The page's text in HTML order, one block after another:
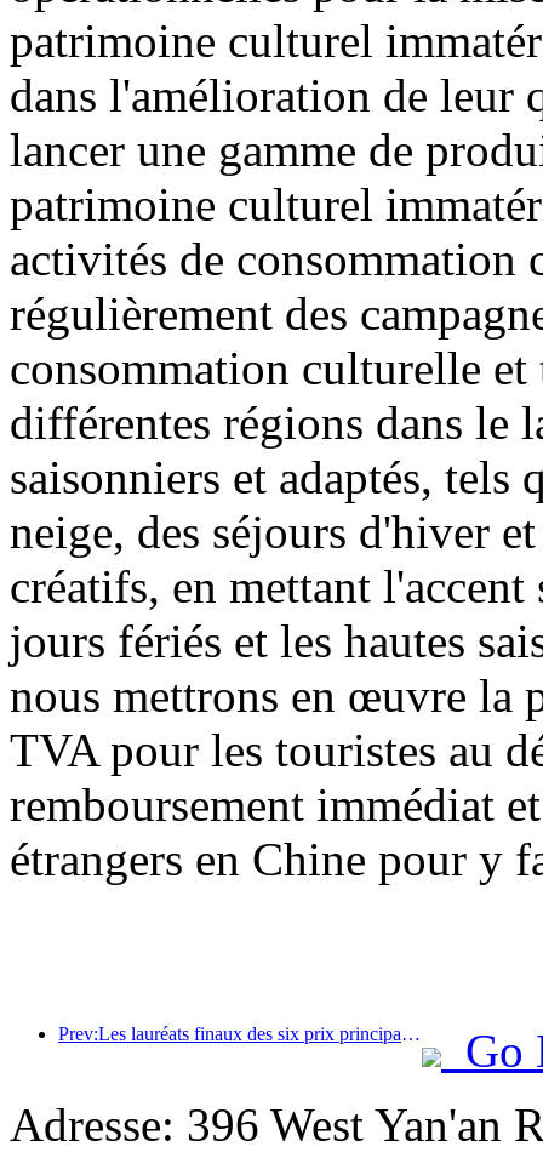
patrimoine culturel
dans l'amélioration de leur
lancer une gamme de
patrimoine culturel
activités de
régulièrement des
consommation culturelle
différentes régions dans le
saisonniers et adaptés, tels
neige, des séjours d'hiver
créatifs, en mettant
jours fériés et les hautes
nous mettrons en œuvre la
TVA pour les touristes au
remboursement immédiat
étrangers en Chine pour y
Prev:Les lauréats finaux des six prix principaux ont été annoncés, et plus d'une centaine d'hôtels et d'entreprises reçoivent des prix annuels !
Go
Adresse: 396 West Yan'an